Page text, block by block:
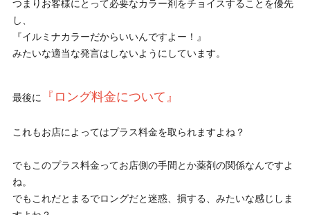
つまりお客様にとって必要なカラー剤をチョイスすることを優先
し、
『イルミナカラーだからいいんですよー！』
みたいな適当な発言はしないようにしています。
最後に 『ロング料金について』
これもお店によってはプラス料金を取られますよね？
でもこのプラス料金ってお店側の手間とか薬剤の関係なんですよ
ね。
でもこれだとまるでロングだと迷惑、損する、みたいな感じしま